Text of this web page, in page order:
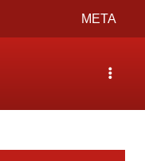
Toggle
navigation
META
Toggle